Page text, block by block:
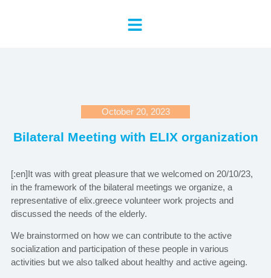
October 20, 2023
Bilateral Meeting with ELIX organization
[:en]It was with great pleasure that we welcomed on 20/10/23,
in the framework of the bilateral meetings we organize, a
representative of elix.greece volunteer work projects and
discussed the needs of the elderly.
We brainstormed on how we can contribute to the active
socialization and participation of these people in various
activities but we also talked about healthy and active ageing.